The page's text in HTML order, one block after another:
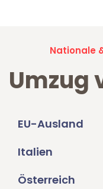
Nationale
Umzug
EU-Ausland
Italien
Österreich